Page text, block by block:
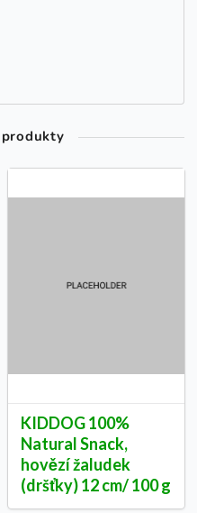
KIDDOG 100%
Natural Snack,
hovězí žaludek
(dršťky) 12 cm/ 100 g